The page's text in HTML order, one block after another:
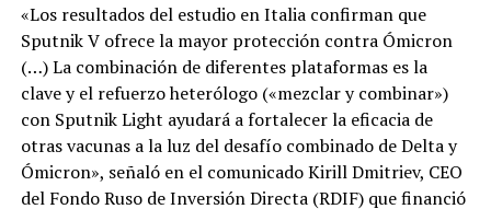
«Los resultados del estudio en Italia confirman que
Sputnik V ofrece la mayor protección contra Ómicron
(…) La combinación de diferentes plataformas es la
clave y el refuerzo heterólogo («mezclar y combinar»)
con Sputnik Light ayudará a fortalecer la eficacia de
otras vacunas a la luz del desafío combinado de Delta y
Ómicron», señaló en el comunicado Kirill Dmitriev, CEO
del Fondo Ruso de Inversión Directa (RDIF) que financió